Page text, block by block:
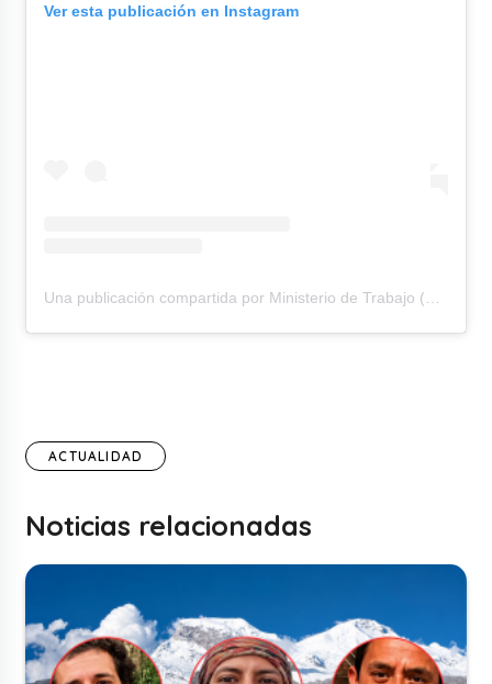
Ver esta publicación en Instagram
ACTUALIDAD
Noticias relacionadas